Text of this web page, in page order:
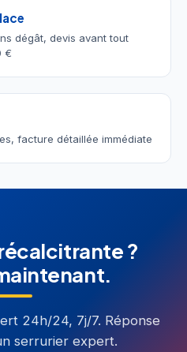
dégât, devis avant tout
€
facture détaillée immédiate
?
24h/24, 7j/7. Réponse
serrurier expert.